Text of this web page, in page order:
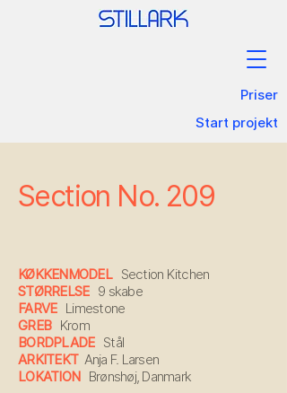
Start projekt
Priser
Section No. 209
KØKKENMODELSection Kitchen
STØRRELSE9 skabe
FARVELimestone
GREB Krom
BORDPLADEStål
ARKITEKTAnja F. Larsen
LOKATIONBrønshøj, Danmark